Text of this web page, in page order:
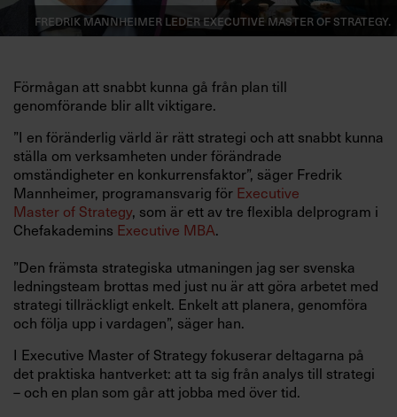
Fredrik Mannheimer leder Executive Master of Strategy.
Förmågan att snabbt kunna gå från plan till
genomförande blir allt viktigare.
”I en föränderlig värld är rätt strategi och att snabbt kunna
ställa om verksamheten under förändrade
omständigheter en konkurrensfaktor”, säger Fredrik
Mannheimer, programansvarig för Executive
Master of Strategy, som är ett av tre flexibla delprogram i
Chefakademins Executive MBA.
”Den främsta strategiska utmaningen jag ser svenska
ledningsteam brottas med just nu är att göra arbetet med
strategi tillräckligt enkelt. Enkelt att planera, genomföra
och följa upp i vardagen”, säger han.
I Executive Master of Strategy fokuserar deltagarna på
det praktiska hantverket: att ta sig från analys till strategi
– och en plan som går att jobba med över tid.